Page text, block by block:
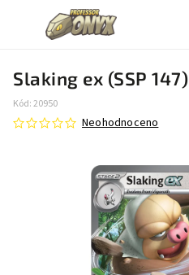
Slaking ex (SSP 147)
Kód:20950
Neohodnoceno